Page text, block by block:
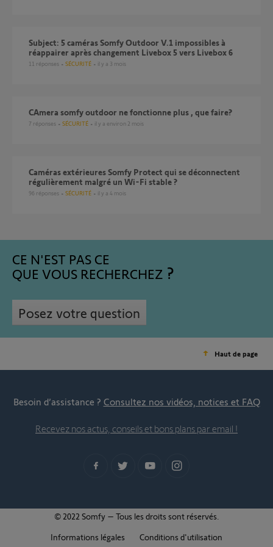
Subject: 5 caméras Somfy Outdoor V.1 impossibles à
réappairer après changement Livebox 5 vers Livebox 6
11 réponses SÉCURITÉ il y a 3 mois
CAmera somfy outdoor ne fonctionne plus , que faire?
7 réponses SÉCURITÉ il y a environ 2 mois
Caméras extérieures Somfy Protect qui se déconnectent
régulièrement malgré un Wi-Fi stable ?
96 réponses SÉCURITÉ il y a 4 mois
CE N'EST PAS CE
QUE VOUS RECHERCHEZ
Posez votre question
Haut de page
Besoin d’assistance ? Consultez nos vidéos, notices et FAQ
Recevez nos actus, conseils et bons plans par email !
© 2022 Somfy – Tous les droits sont réservés.
Informations légales
Conditions d'utilisation